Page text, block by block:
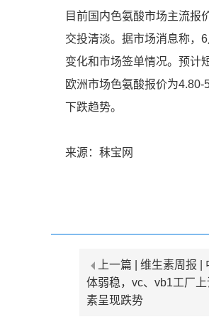
目前国内色氨酸市场主流报
交投清淡。据市场消息称，
变化和市场签单情况。预计
欧洲市场色氨酸报价为
下跌趋势。
来源：秣宝网
上一篇 | 维生素周报 |
体弱稳，vc、vb1工厂
素呈现跌势